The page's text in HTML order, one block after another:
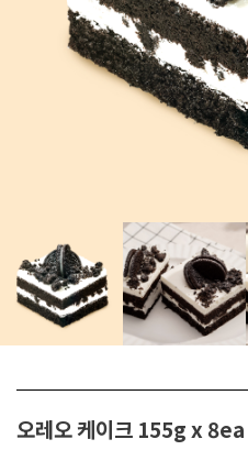
오레오 케이크 155g x 8ea